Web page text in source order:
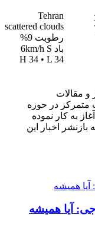
Tehran
scattered clouds
رطوبت 9%
باد 6km/h S
H 34 • L 34
و مقالات
سال 1393 به صورت متمرکز در حوزه
به کار نموده
اخبار این
آیا همیشه